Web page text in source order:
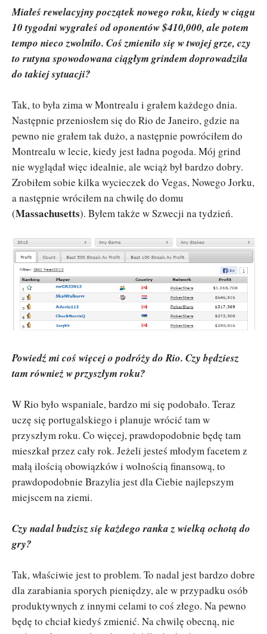
Miałeś rewelacyjny początek nowego roku, kiedy w ciągu
10 tygodni wygrałeś od oponentów $410,000, ale potem
tempo nieco zwolniło. Coś zmieniło się w twojej grze, czy
to rutyna spowodowana ciągłym grindem doprowadziła
do takiej sytuacji?
Tak, to była zima w Montrealu i grałem każdego dnia.
Następnie przeniosłem się do Rio de Janeiro, gdzie na
pewno nie grałem tak dużo, a następnie powróciłem do
Montrealu w lecie, kiedy jest ładna pogoda. Mój grind
nie wyglądał więc idealnie, ale wciąż był bardzo dobry.
Zrobiłem sobie kilka wycieczek do Vegas, Nowego Jorku,
a następnie wróciłem na chwilę do domu
(Massachusetts). Byłem także w Szwecji na tydzień.
Powiedź mi coś więcej o podróży do Rio. Czy będziesz
tam również w przyszłym roku?
W Rio było wspaniale, bardzo mi się podobało. Teraz
uczę się portugalskiego i planuje wrócić tam w
przyszłym roku. Co więcej, prawdopodobnie będę tam
mieszkał przez cały rok. Jeżeli jesteś młodym facetem z
małą ilością obowiązków i wolnością finansową, to
prawdopodobnie Brazylia jest dla Ciebie najlepszym
miejscem na ziemi.
Czy nadal budzisz się każdego ranka z wielką ochotą do
gry?
Tak, właściwie jest to problem. To nadal jest bardzo dobre
dla zarabiania sporych pieniędzy, ale w przypadku osób
produktywnych z innymi celami to coś złego. Na pewno
będę to chciał kiedyś zmienić. Na chwilę obecną, nie